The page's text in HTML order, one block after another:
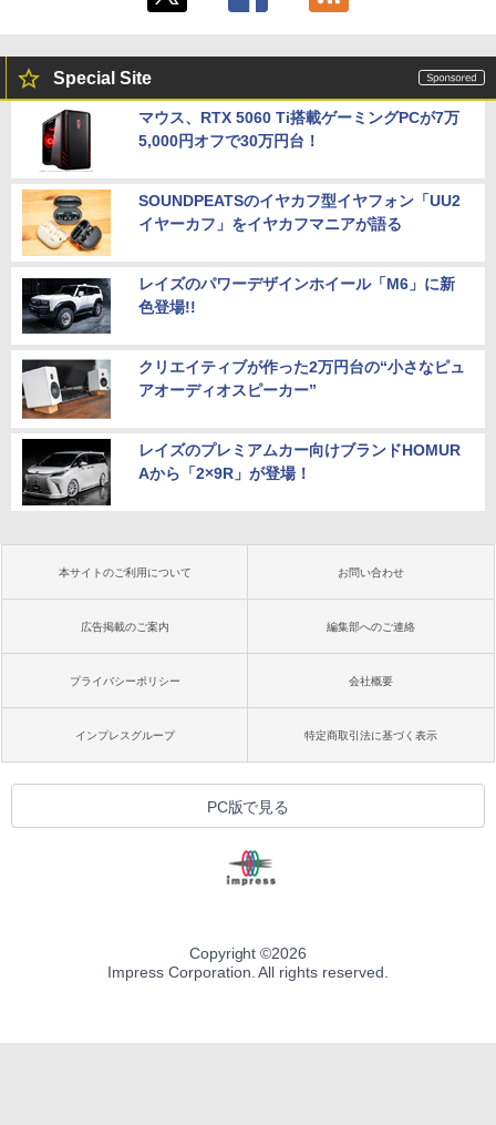
Special Site
マウス、RTX 5060 Ti搭載ゲーミングPCが7万
5,000円オフで30万円台！
SOUNDPEATSのイヤカフ型イヤフォン「UU2
イヤーカフ」をイヤカフマニアが語る
レイズのパワーデザインホイール「M6」に新
色登場!!
クリエイティブが作った2万円台の“小さなピュ
アオーディオスピーカー”
レイズのプレミアムカー向けブランドHOMUR
Aから「2×9R」が登場！
本サイトのご利用について お問い合わせ
広告掲載のご案内 編集部へのご連絡
プライバシーポリシー 会社概要
インプレスグループ 特定商取引法に基づく表示
PC版で見る
Copyright ©2026
Impress Corporation. All rights reserved.